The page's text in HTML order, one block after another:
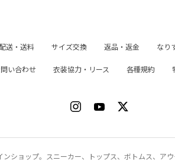
送・送料 サイズ交換 返品・返金 なり
い合わせ 衣装協力・リース 各種規約
ショップ。スニーカー、トップス、ボトムス、ア